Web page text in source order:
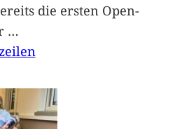
die ersten Open-
…